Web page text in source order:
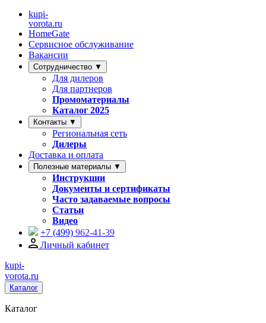
kupi-
vorota.ru
HomeGate
Сервисное обслуживание
Вакансии
Сотрудничество ▼
Для дилеров
Для партнеров
Промоматериалы
Каталог 2025
Контакты ▼
Региональная сеть
Дилеры
Доставка и оплата
Полезные материалы ▼
Инструкции
Документы и сертификаты
Часто задаваемые вопросы
Статьи
Видео
+7 (499) 962-41-39
Личный кабинет
kupi-
vorota.ru
Каталог
Каталог